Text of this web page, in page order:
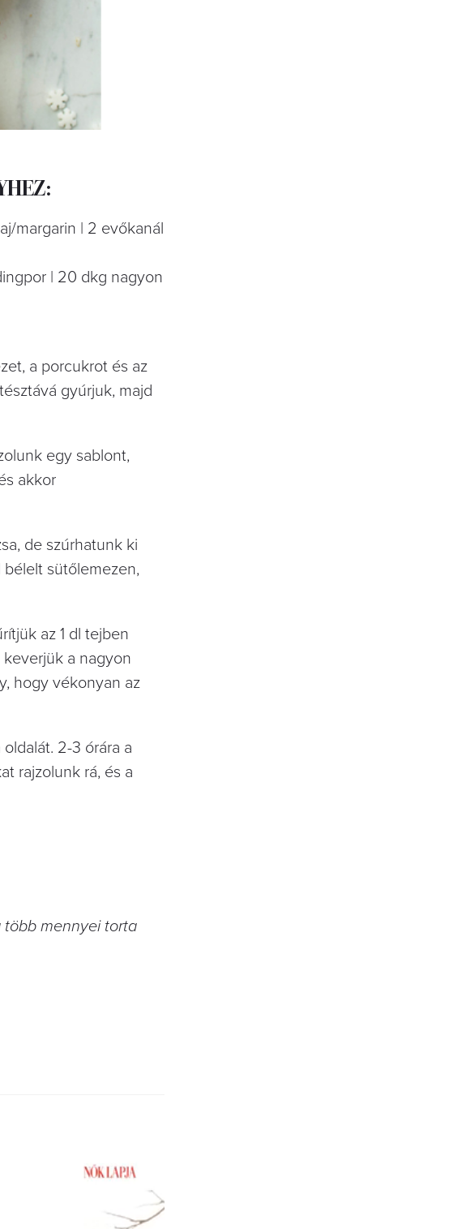
margarin | 2 evőkanál
| 20 dkg nagyon
a porcukrot és az
gyúrjuk, majd
egy sablont,
akkor
de szúrhatunk ki
sütőlemezen,
az 1 dl tejben
a nagyon
hogy vékonyan az
2-3 órára a
rajzolunk rá, és a
több mennyei torta